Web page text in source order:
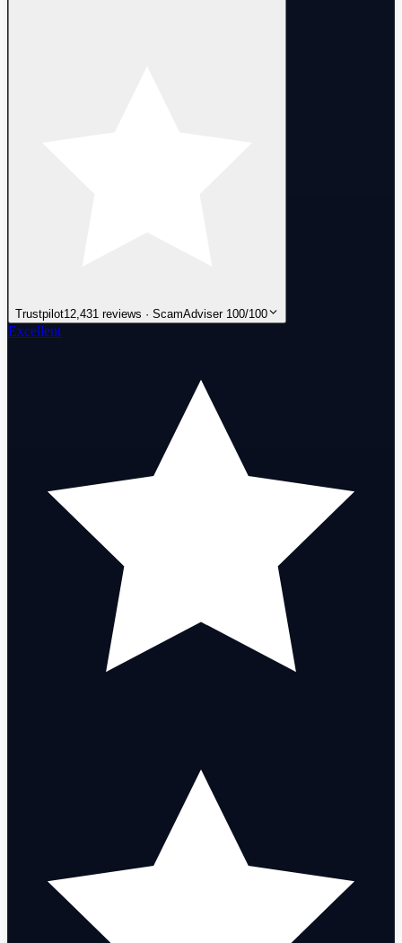
Trustpilot12,431 reviews · ScamAdviser 100/100
Excellent